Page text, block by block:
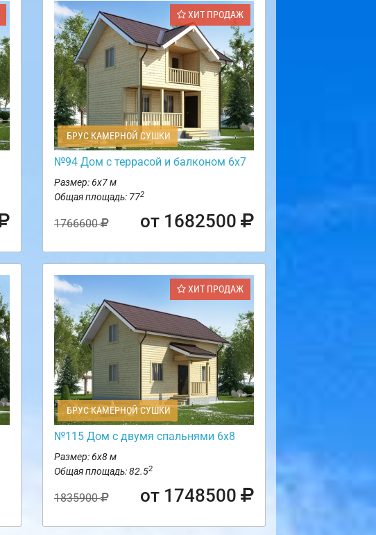
ХИТ ПРОДАЖ
БРУС КАМЕРНОЙ СУШКИ
№94 Дом с террасой и балконом 6х7
Размер: 6х7 м
Общая площадь: 772
1766600 от 1682500
ХИТ ПРОДАЖ
БРУС КАМЕРНОЙ СУШКИ
№115 Дом с двумя спальнями 6х8
Размер: 6х8 м
Общая площадь: 82.52
1835900 от 1748500